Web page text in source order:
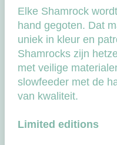
Elke Shamrock
hand gegoten. Dat
uniek in kleur en
Shamrocks zijn
met veilige
slowfeeder met de
van kwaliteit.
Limited editions